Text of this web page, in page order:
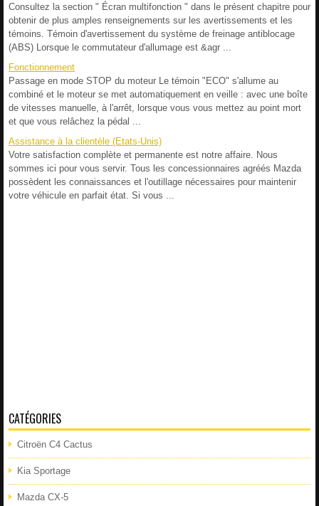
Consultez la section " Écran multifonction " dans le présent chapitre pour
obtenir de plus amples renseignements sur les avertissements et les
témoins. Témoin d'avertissement du système de freinage antiblocage
(ABS) Lorsque le commutateur d'allumage est &agr ...
Fonctionnement
Passage en mode STOP du moteur Le témoin "ECO" s'allume au
combiné et le moteur se met automatiquement en veille : avec une boîte
de vitesses manuelle, à l'arrêt, lorsque vous vous mettez au point mort
et que vous relâchez la pédal ...
Assistance à la clientèle (Etats-Unis)
Votre satisfaction complète et permanente est notre affaire. Nous
sommes ici pour vous servir. Tous les concessionnaires agréés Mazda
possèdent les connaissances et l'outillage nécessaires pour maintenir
votre véhicule en parfait état. Si vous ...
CATÉGORIES
Citroën C4 Cactus
Kia Sportage
Mazda CX-5